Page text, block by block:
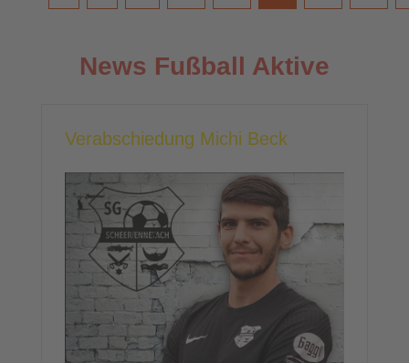
News Fußball Aktive
Verabschiedung Michi Beck